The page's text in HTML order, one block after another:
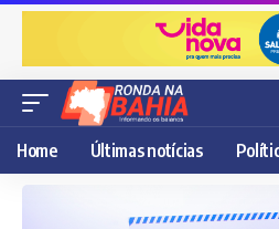
Home Últimas notícias